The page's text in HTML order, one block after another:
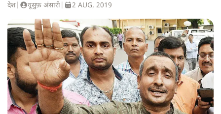
देश यूसुफ़ अंसारी 2 AUG, 2019